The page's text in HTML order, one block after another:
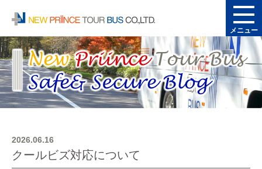
メニュー
2026.06.16
クールビズ対応について